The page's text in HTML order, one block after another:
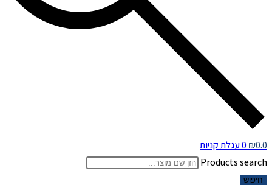
₪0.0
0 עגלת קניות
Products search
חיפוש